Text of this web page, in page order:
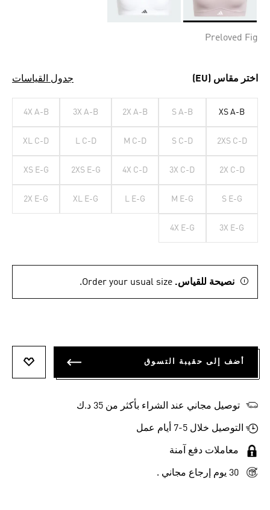
Preloved Fig
اختر مقاس (EU) جدول القياسات
XS A-B
S A-B
2X A-B
3X A-B
4X A-B
2XS C-D
S C-D
M C-D
L C-D
XL C-D
2X C-D
3X C-D
4X C-D
2XS E-G
XS E-G
S E-G
M E-G
L E-G
XL E-G
2X E-G
3X E-G
4X E-G
نصيحة للقياس. Order your usual size.
أضف إلى حقيبة التسوق
توصيل مجاني عند الشراء بأكثر من 35 د.ك
التوصيل خلال 5-7 أيام عمل
معاملات دفع آمنة